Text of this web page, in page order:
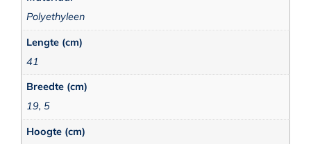
Polyethyleen
Lengte (cm)
41
Breedte (cm)
19, 5
Hoogte (cm)